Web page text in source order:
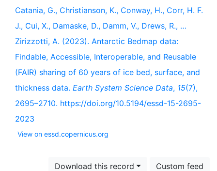
Catania, G., Christianson, K., Conway, H., Corr, H. F.
J., Cui, X., Damaske, D., Damm, V., Drews, R., …
Zirizzotti, A. (2023). Antarctic Bedmap data:
Findable, Accessible, Interoperable, and Reusable
(FAIR) sharing of 60 years of ice bed, surface, and
thickness data. Earth System Science Data, 15(7),
2695–2710. https://doi.org/10.5194/essd-15-2695-
2023
View on essd.copernicus.org
Download this record Custom feed